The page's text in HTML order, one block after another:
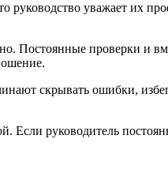
уважает их
Постоянные проверки и
скрывать ошибки,
руководитель